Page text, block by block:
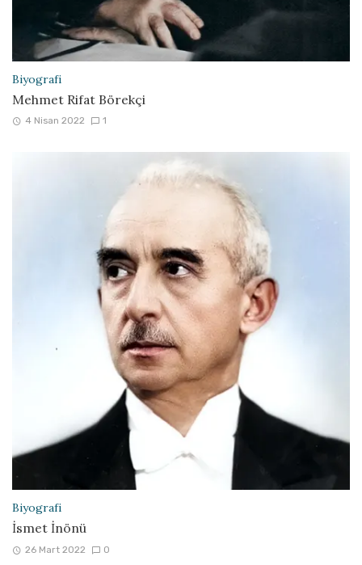
Biyografi
Mehmet Rifat Börekçi
4 Nisan 2022 1
Biyografi
İsmet İnönü
26 Mart 2022 0